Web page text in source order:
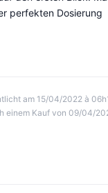
perfekten Dosierung
am 15/04/2022 à
einem Kauf von 09/04/